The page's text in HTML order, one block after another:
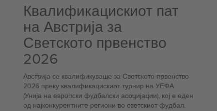
Квалификацискиот пат
на Австрија за
Светското првенство
2026
Австрија се квалификуваше за Светското првенство
2026 преку квалификацискиот турнир на УЕФА
(Унија на европски фудбалски асоцијации), кој е еден
од најконкурентните региони во светскиот фудбал.